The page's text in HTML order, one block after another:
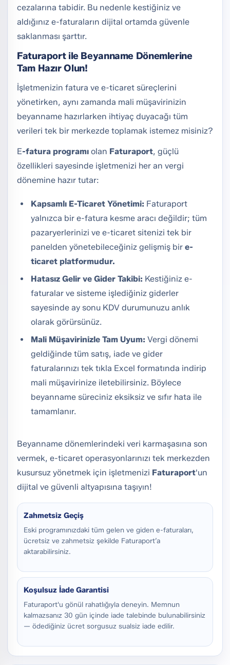
cezalarına tabidir. Bu nedenle kestiğiniz ve
aldığınız e-faturaların dijital ortamda güvenle
saklanması şarttır.
Faturaport ile Beyanname Dönemlerine
Tam Hazır Olun!
İşletmenizin fatura ve e-ticaret süreçlerini
yönetirken, aynı zamanda mali müşavirinizin
beyanname hazırlarken ihtiyaç duyacağı tüm
verileri tek bir merkezde toplamak istemez misiniz?
E-fatura programı olan Faturaport, güçlü
özellikleri sayesinde işletmenizi her an vergi
dönemine hazır tutar:
Kapsamlı E-Ticaret Yönetimi: Faturaport
yalnızca bir e-fatura kesme aracı değildir; tüm
pazaryerlerinizi ve e-ticaret sitenizi tek bir
panelden yönetebileceğiniz gelişmiş bire-
ticaret platformudur.
Hatasız Gelir ve Gider Takibi: Kestiğiniz e-
faturalar ve sisteme işlediğiniz giderler
sayesinde ay sonu KDV durumunuzu anlık
olarak görürsünüz.
Mali Müşavirinizle Tam Uyum: Vergi dönemi
geldiğinde tüm satış, iade ve gider
faturalarınızı tek tıkla Excel formatında indirip
mali müşavirinize iletebilirsiniz. Böylece
beyanname süreciniz eksiksiz ve sıfır hata ile
tamamlanır.
Beyanname dönemlerindeki veri karmaşasına son
vermek, e-ticaret operasyonlarınızı tek merkezden
kusursuz yönetmek için işletmenizi Faturaport'un
dijital ve güvenli altyapısına taşıyın!
Zahmetsiz Geçiş
Eski programınızdaki tüm gelen ve giden e-faturaları,
ücretsiz ve zahmetsiz şekilde Faturaport’a
aktarabilirsiniz.
Koşulsuz İade Garantisi
Faturaport'u gönül rahatlığıyla deneyin. Memnun
kalmazsanız 30 gün içinde iade talebinde bulunabilirsiniz
— ödediğiniz ücret sorgusuz sualsiz iade edilir.